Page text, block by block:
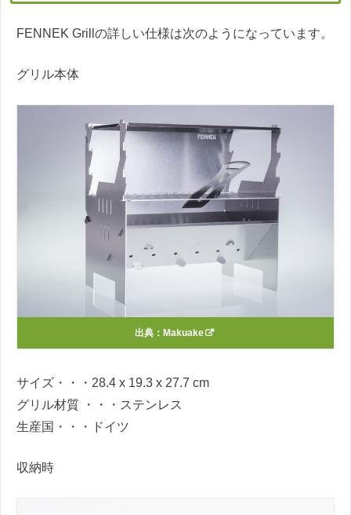
FENNEK Grillの詳しい仕様は次のようになっています。
グリル本体
出典： Makuake
サイズ・・・28.4 x 19.3 x 27.7 cm
グリル材質 ・・・ステンレス
生産国・・・ドイツ
収納時